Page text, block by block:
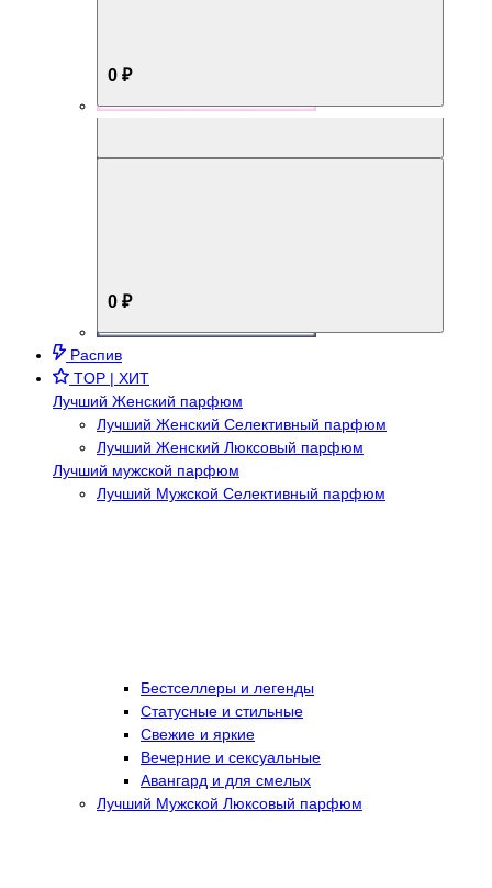
0 ₽
0 ₽
Распив
TOP | ХИТ
Лучший Женский парфюм
Лучший Женский Селективный парфюм
Лучший Женский Люксовый парфюм
Лучший мужской парфюм
Лучший Мужской Селективный парфюм
Бестселлеры и легенды
Статусные и стильные
Свежие и яркие
Вечерние и сексуальные
Авангард и для смелых
Лучший Мужской Люксовый парфюм